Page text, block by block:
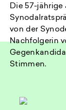
Die 57-jährige
von der
Nachfolgerin
Stimmen.